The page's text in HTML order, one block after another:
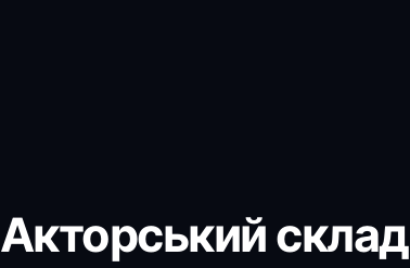
Акторський склад